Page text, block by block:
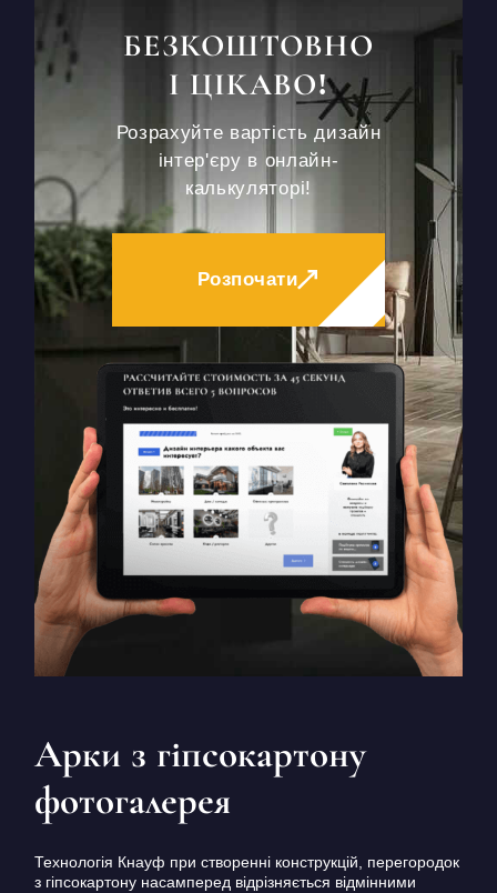
БЕЗКОШТОВНО
І ЦІКАВО!
Розрахуйте вартість дизайн
інтер'єру в онлайн-
калькуляторі!
Розпочати
Арки з гіпсокартону
фотогалерея
Технологія Кнауф при створенні конструкцій, перегородок
з гіпсокартону насамперед відрізняється відмінними